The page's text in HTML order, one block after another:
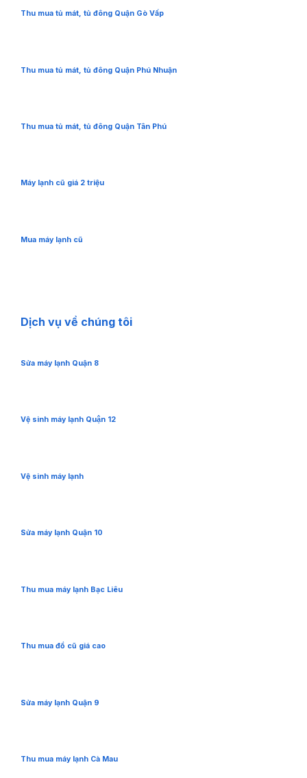
Thu mua tủ mát, tủ đông Quận Gò Vấp
Thu mua tủ mát, tủ đông Quận Phú Nhuận
Thu mua tủ mát, tủ đông Quận Tân Phú
Máy lạnh cũ giá 2 triệu
Mua máy lạnh cũ
Dịch vụ về chúng tôi
Sửa máy lạnh Quận 8
Vệ sinh máy lạnh Quận 12
Vệ sinh máy lạnh
Sửa máy lạnh Quận 10
Thu mua máy lạnh Bạc Liêu
Thu mua đồ cũ giá cao
Sửa máy lạnh Quận 9
Thu mua máy lạnh Cà Mau